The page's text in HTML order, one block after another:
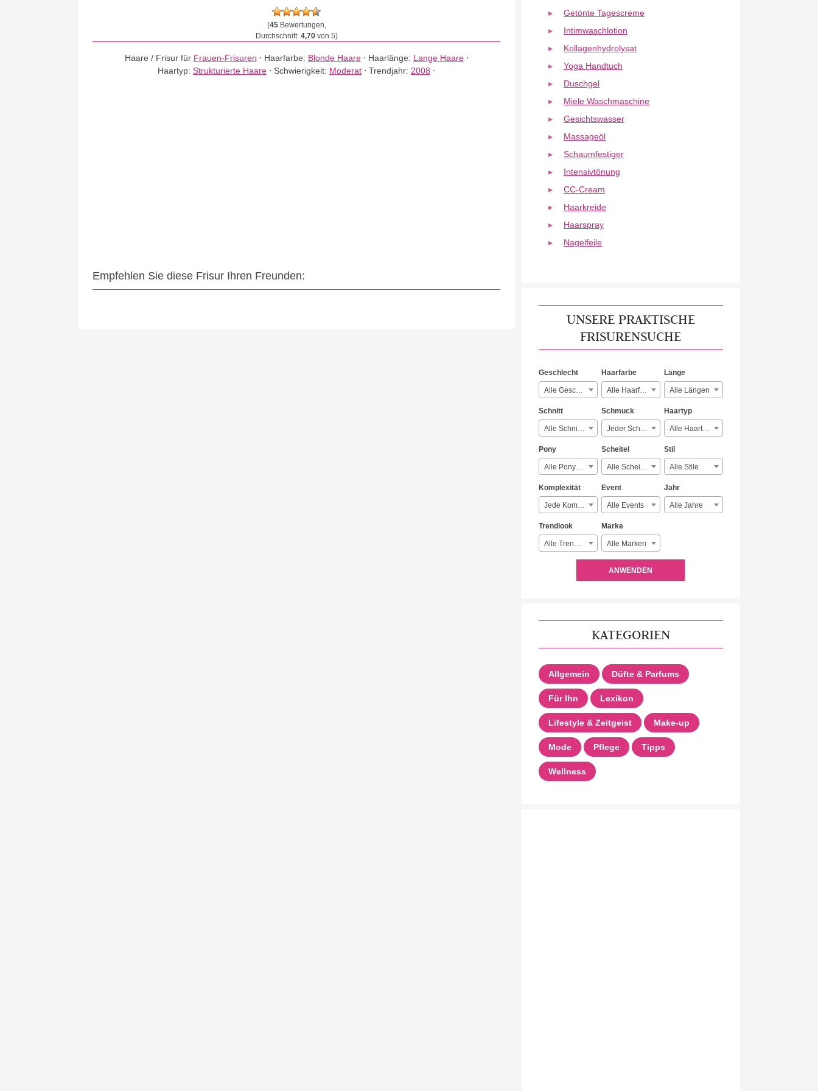
(45Bewertungen,
Durchschnitt: 4,70von 5)
Haare / Frisur für Frauen-Frisuren ⋅ Haarfarbe: Blonde Haare⋅ Haarlänge: Lange Haare⋅
Haartyp:Strukturierte Haare ⋅ Schwierigkeit: Moderat ⋅Trendjahr: 2008 ⋅
Empfehlen Sie diese Frisur Ihren Freunden:
Getönte Tagescreme
Intimwaschlotion
Kollagenhydrolysat
Yoga Handtuch
Duschgel
Miele Waschmaschine
Gesichtswasser
Massageöl
Schaumfestiger
Intensivtönung
CC-Cream
Haarkreide
Haarspray
Nagelfeile
UNSERE PRAKTISCHE
FRISURENSUCHE
Geschlecht
Alle Geschlechter
Haarfarbe
Alle Haarfarben
Länge
Alle Längen
Schnitt
Alle Schnitte
Schmuck
Jeder Schmuck
Haartyp
Alle Haartypen
Pony
Alle Ponyarten
Scheitel
Alle Scheitelarten
Stil
Alle Stile
Komplexität
Jede Komplexität
Event
Alle Events
Jahr
Alle Jahre
Trendlook
Alle Trendlooks
Marke
Alle Marken
ANWENDEN
KATEGORIEN
Allgemein Düfte & Parfums
Für Ihn Lexikon
Lifestyle & Zeitgeist Make-up
Mode Pflege Tipps
Wellness